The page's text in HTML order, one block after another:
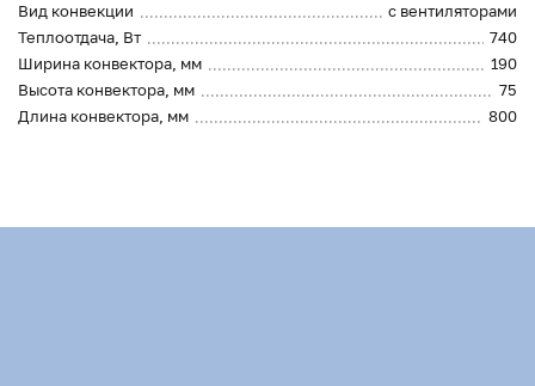
Вид конвекции
с вентиляторами
Теплоотдача, Вт
740
Ширина конвектора, мм
190
Высота конвектора, мм
75
Длина конвектора, мм
800